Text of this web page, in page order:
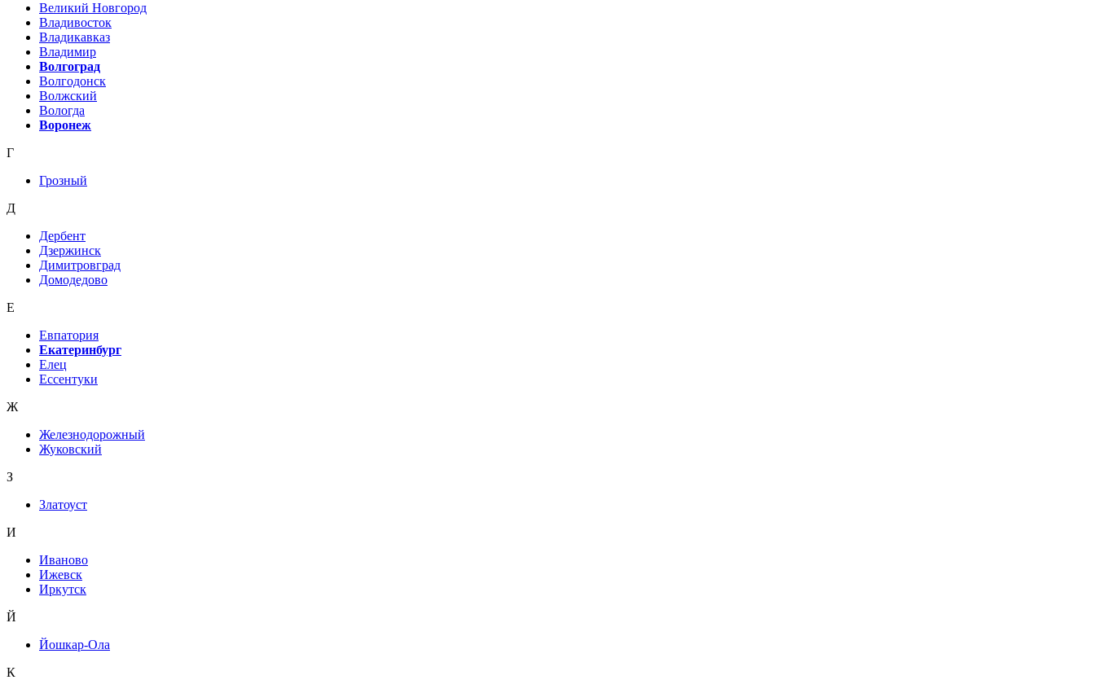
Великий Новгород
Владивосток
Владикавказ
Владимир
Волгоград
Волгодонск
Волжский
Вологда
Воронеж
Г
Грозный
Д
Дербент
Дзержинск
Димитровград
Домодедово
Е
Евпатория
Екатеринбург
Елец
Ессентуки
Ж
Железнодорожный
Жуковский
З
Златоуст
И
Иваново
Ижевск
Иркутск
Й
Йошкар-Ола
К